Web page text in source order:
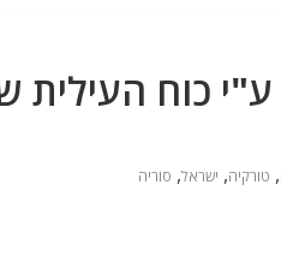
כוח העילית
, טורקיה, ישראל, סוריה